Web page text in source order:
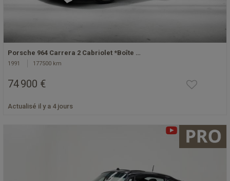
Porsche 964 Carrera 2 Cabriolet *Boîte …
1991 177500 km
74 900 €
Actualisé il y a 4 jours